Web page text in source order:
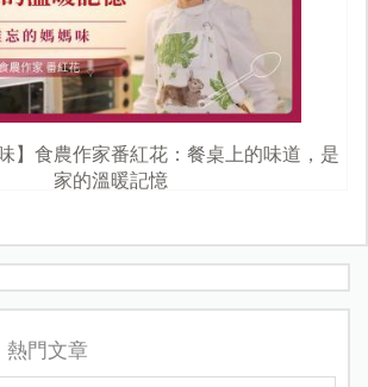
】食農作家番紅花：餐桌上的味道，是
家的溫暖記憶
熱門文章